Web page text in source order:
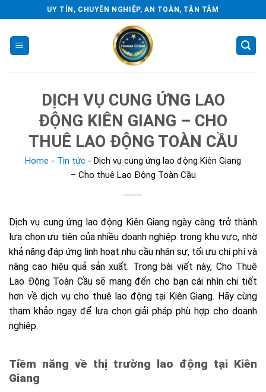
to
content
UY TÍN, CHUYÊN NGHIỆP, AN TOÀN, TẬN TÂM
DỊCH VỤ CUNG ỨNG LAO
ĐỘNG KIÊN GIANG – CHO
THUÊ LAO ĐỘNG TOÀN CẦU
Home - Tin tức - Dịch vụ cung ứng lao động Kiên Giang
– Cho thuê Lao Động Toàn Cầu
Dịch vụ cung ứng lao động Kiên Giang ngày càng trở thành
lựa chọn ưu tiên của nhiều doanh nghiệp trong khu vực, nhờ
khả năng đáp ứng linh hoạt nhu cầu nhân sự, tối ưu chi phí và
nâng cao hiệu quả sản xuất. Trong bài viết này, Cho Thuê
Lao Động Toàn Cầu sẽ mang đến cho bạn cái nhìn chi tiết
hơn về dịch vụ cho thuê lao động tại Kiên Giang. Hãy cùng
tham khảo ngay để lựa chọn giải pháp phù hợp cho doanh
nghiệp.
Tiềm năng về thị trường lao động tại Kiên
Giang